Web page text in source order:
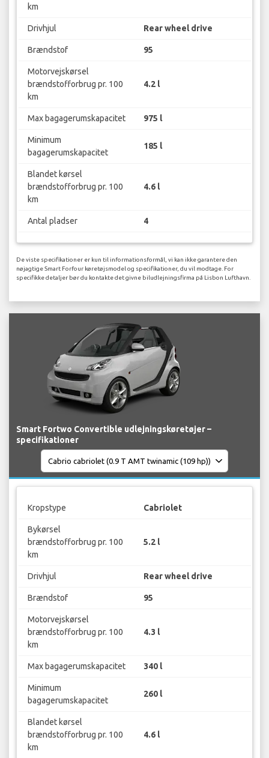
km
Drivhjul Rear wheel drive
Brændstof 95
Motorvejskørsel
brændstofforbrug pr. 100
km
4.2 l
Max bagagerumskapacitet 975 l
Minimum
bagagerumskapacitet
185 l
Blandet kørsel
brændstofforbrug pr. 100
km
4.6 l
Antal pladser 4
De viste specifikationer er kun til informationsformål, vi kan ikke garantere den
nøjagtige Smart Forfour køretøjsmodel og specifikationer, du vil modtage. For
specifikke detaljer bør du kontakte det givne biludlejningsfirma på Lisbon Lufthavn.
Smart Fortwo Convertible udlejningskøretøjer –
specifikationer
Kropstype Cabriolet
Bykørsel
brændstofforbrug pr. 100
km
5.2 l
Drivhjul Rear wheel drive
Brændstof 95
Motorvejskørsel
brændstofforbrug pr. 100
km
4.3 l
Max bagagerumskapacitet 340 l
Minimum
bagagerumskapacitet
260 l
Blandet kørsel
brændstofforbrug pr. 100
km
4.6 l